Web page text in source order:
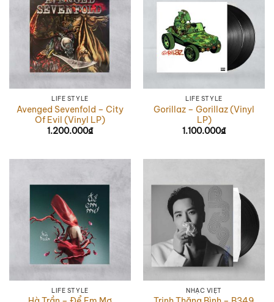
LIFE STYLE
Avenged Sevenfold – City
Of Evil (Vinyl LP)
1.200.000₫
LIFE STYLE
Gorillaz – Gorillaz (Vinyl
LP)
1.100.000₫
LIFE STYLE NHẠC VIỆT